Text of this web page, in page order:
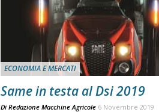
ECONOMIA E MERCATI
Same in testa al Dsi 2019
Di Redazione Macchine Agricole 6 Novembre 2019